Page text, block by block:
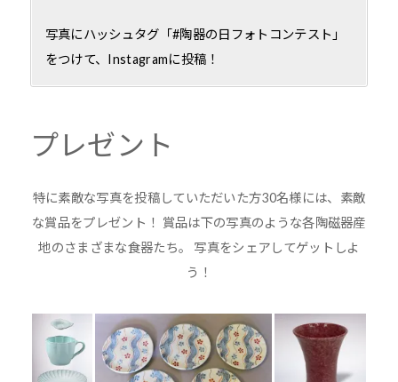
写真にハッシュタグ「#陶器の日フォトコンテスト」
をつけて、Instagramに投稿！
プレゼント
特に素敵な写真を投稿していただいた方30名様には、素敵
な賞品をプレゼント！ 賞品は下の写真のような各陶磁器産
地のさまざまな食器たち。 写真をシェアしてゲットしよ
う！